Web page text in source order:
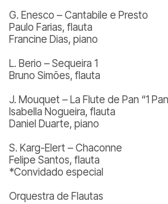
G. Enesco – Cantabile e Presto
Paulo Farias, flauta
Francine Dias, piano
L. Berio – Sequeira 1
Bruno Simões, flauta
J. Mouquet – La Flute de Pan “1
Isabella Nogueira, flauta
Daniel Duarte, piano
S. Karg-Elert – Chaconne
Felipe Santos, flauta
*Convidado especial
Orquestra de Flautas